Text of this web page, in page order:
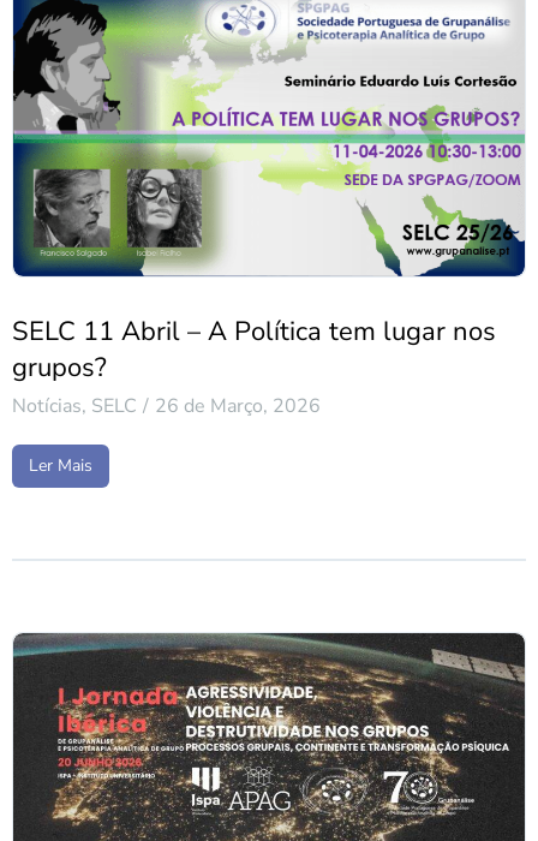
SELC 11 Abril – A Política tem lugar nos
grupos?
Notícias, SELC 26 de Março, 2026
Ler Mais